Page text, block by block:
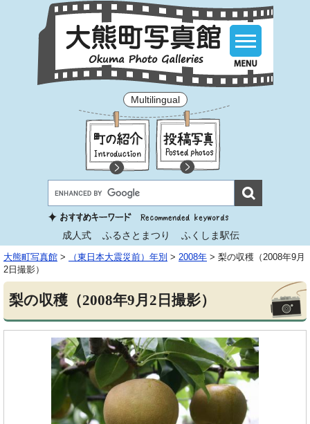
Multilingual
成人式 ふるさとまつり ふくしま駅伝
大熊町写真館 > （東日本大震災前）年別 > 2008年 > 梨の収穫（2008年9月
2日撮影）
梨の収穫（2008年9月2日撮影）